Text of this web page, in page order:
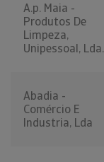
A.p. Maia -
Produtos De
Limpeza,
Unipessoal, Lda.
Abadia -
Comércio E
Industria, Lda